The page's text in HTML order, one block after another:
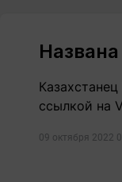
ссылкой на
09 октября 2022